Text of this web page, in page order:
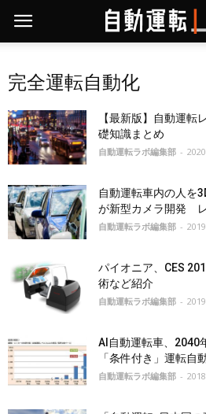
完全運転自動化
【最新版】自動運転
礎知識まとめ
自動運転ラボ編集部 -
自動運転車内の人を
が新型カメラ開発
自動運転ラボ編集部 -
パイオニア、CES
術など紹介
自動運転ラボ編集部 -
AI自動運転車、
「条件付き」運転自
自動運転ラボ編集部 -